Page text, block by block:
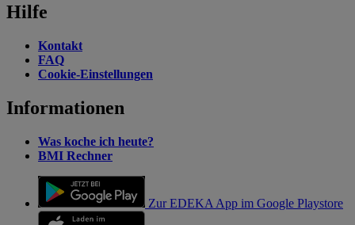
Hilfe
Kontakt
FAQ
Cookie-Einstellungen
Informationen
Was koche ich heute?
BMI Rechner
Zur EDEKA App im Google Playstore